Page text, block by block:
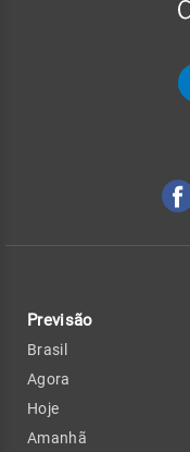
Previsão
Brasil
Agora
Hoje
Amanhã